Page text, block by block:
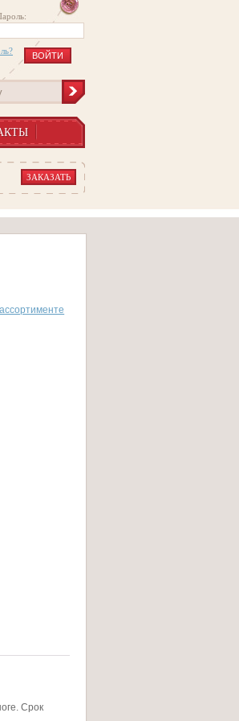
ЗАКАЗАТЬ
Срок